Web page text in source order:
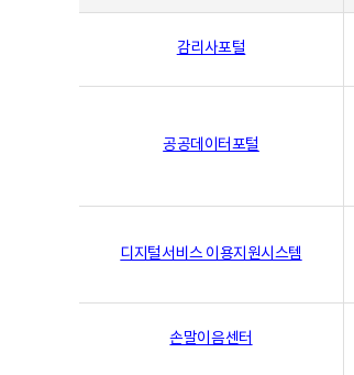
감리사포털
공공데이터포털
디지털서비스 이용지원시스템
손말이음센터